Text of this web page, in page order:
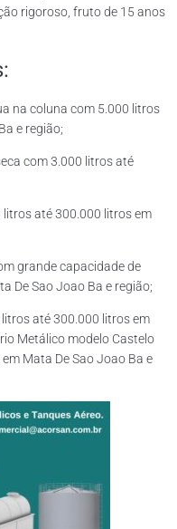
rigoroso, fruto de 15 anos
na coluna com 5.000 litros
e região;
com 3.000 litros até
até 300.000 litros em
grande capacidade de
De Sao Joao Ba e região;
até 300.000 litros em
Metálico modelo Castelo
Mata De Sao Joao Ba e